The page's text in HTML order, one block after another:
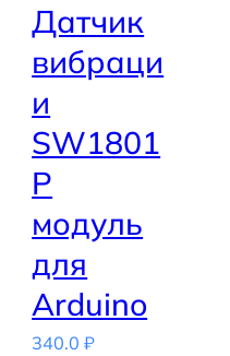
Датчик
вибраци
и
SW1801
P
модуль
для
Arduino
340.0₽